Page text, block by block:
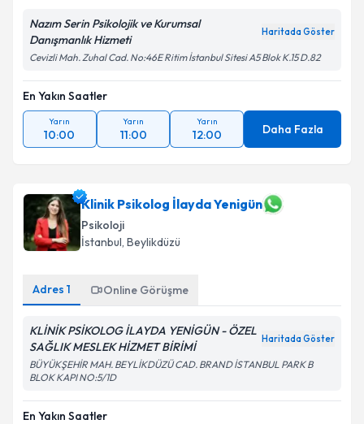
Nazım Serin Psikolojik ve Kurumsal
Danışmanlık Hizmeti
Haritada Göster
Cevizli Mah. Zuhal Cad. No:46E Ritim İstanbul Sitesi A5 Blok K.15 D.82
En Yakın Saatler
Yarın
10:00
Yarın
11:00
Yarın
12:00 Daha Fazla
Klinik Psikolog İlayda Yenigün
Psikoloji
İstanbul, Beylikdüzü
Adres 1 Online Görüşme
KLİNİK PSİKOLOG İLAYDA YENİGÜN - ÖZEL
SAĞLIK MESLEK HİZMET BİRİMİ
Haritada Göster
BÜYÜKŞEHİR MAH. BEYLİKDÜZÜ CAD. BRAND İSTANBUL PARK B
BLOK KAPI NO:5/1D
En Yakın Saatler